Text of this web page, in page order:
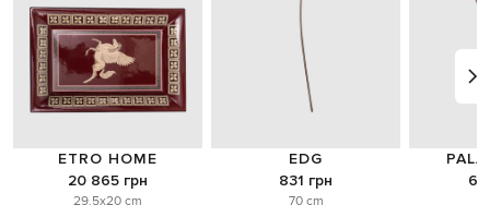
ETRO HOME
20 865 грн
29.5x20 cm
EDG
831 грн
70 cm
6